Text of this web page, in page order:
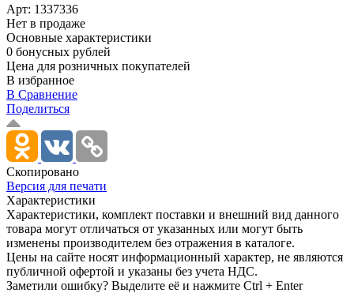
Арт: 1337336
Нет в продаже
Основные характеристики
0 бонусных рублей
Цена для розничных покупателей
В избранное
В Сравнение
Поделиться
Скопировано
Версия для печати
Характеристики
Xарактеристики, комплект поставки и внешний вид данного
товара могут отличаться от указанных или могут быть
изменены производителем без отражения в каталоге.
Цены на сайте носят информационный характер, не являются
публичной офертой и указаны без учета НДС.
Заметили ошибку? Выделите её и нажмите Ctrl + Enter